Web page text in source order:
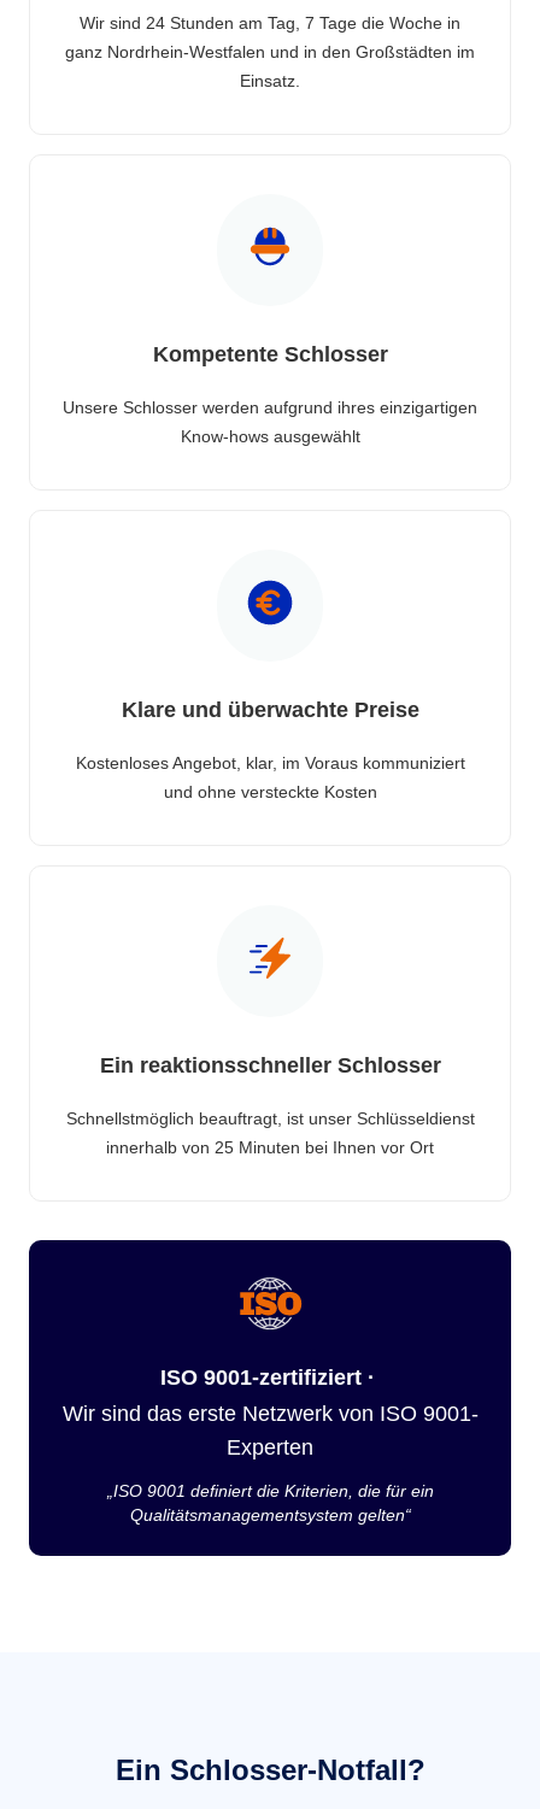
Wir sind 24 Stunden am Tag, 7 Tage die Woche in
ganz Nordrhein-Westfalen und in den Großstädten im
Einsatz.
Kompetente Schlosser
Unsere Schlosser werden aufgrund ihres einzigartigen
Know-hows ausgewählt
Klare und überwachte Preise
Kostenloses Angebot, klar, im Voraus kommuniziert
und ohne versteckte Kosten
Ein reaktionsschneller Schlosser
Schnellstmöglich beauftragt, ist unser Schlüsseldienst
innerhalb von 25 Minuten bei Ihnen vor Ort
ISO 9001-zertifiziert ·
Wir sind das erste Netzwerk von ISO 9001-
Experten
„ISO 9001 definiert die Kriterien, die für ein
Qualitätsmanagementsystem gelten“
Ein Schlosser-Notfall?